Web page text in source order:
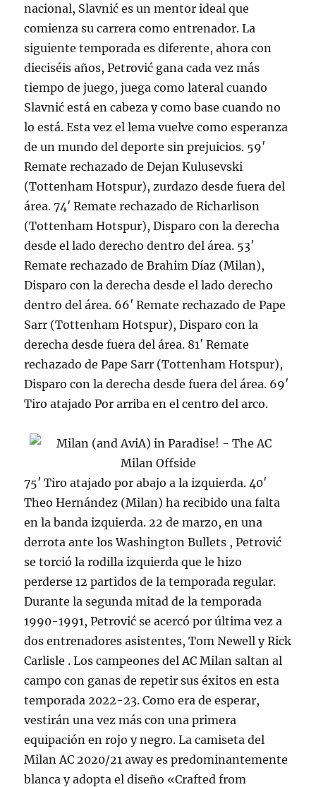
nacional, Slavnić es un mentor ideal que
comienza su carrera como entrenador. La
siguiente temporada es diferente, ahora con
dieciséis años, Petrović gana cada vez más
tiempo de juego, juega como lateral cuando
Slavnić está en cabeza y como base cuando no
lo está. Esta vez el lema vuelve como esperanza
de un mundo del deporte sin prejuicios. 59′
Remate rechazado de Dejan Kulusevski
(Tottenham Hotspur), zurdazo desde fuera del
área. 74′ Remate rechazado de Richarlison
(Tottenham Hotspur), Disparo con la derecha
desde el lado derecho dentro del área. 53′
Remate rechazado de Brahim Díaz (Milan),
Disparo con la derecha desde el lado derecho
dentro del área. 66′ Remate rechazado de Pape
Sarr (Tottenham Hotspur), Disparo con la
derecha desde fuera del área. 81′ Remate
rechazado de Pape Sarr (Tottenham Hotspur),
Disparo con la derecha desde fuera del área. 69′
Tiro atajado Por arriba en el centro del arco.
75′ Tiro atajado por abajo a la izquierda. 40′
Theo Hernández (Milan) ha recibido una falta
en la banda izquierda. 22 de marzo, en una
derrota ante los Washington Bullets , Petrović
se torció la rodilla izquierda que le hizo
perderse 12 partidos de la temporada regular.
Durante la segunda mitad de la temporada
1990-1991, Petrović se acercó por última vez a
dos entrenadores asistentes, Tom Newell y Rick
Carlisle . Los campeones del AC Milan saltan al
campo con ganas de repetir sus éxitos en esta
temporada 2022-23. Como era de esperar,
vestirán una vez más con una primera
equipación en rojo y negro. La camiseta del
Milan AC 2020/21 away es predominantemente
blanca y adopta el diseño «Crafted from